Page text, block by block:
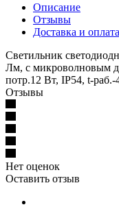
Описание
Отзывы
Доставка и оплата
Светильник
Лм, с микроволновым
потр.12 Вт, IP54, t-
Отзывы
Нет оценок
Оставить отзыв